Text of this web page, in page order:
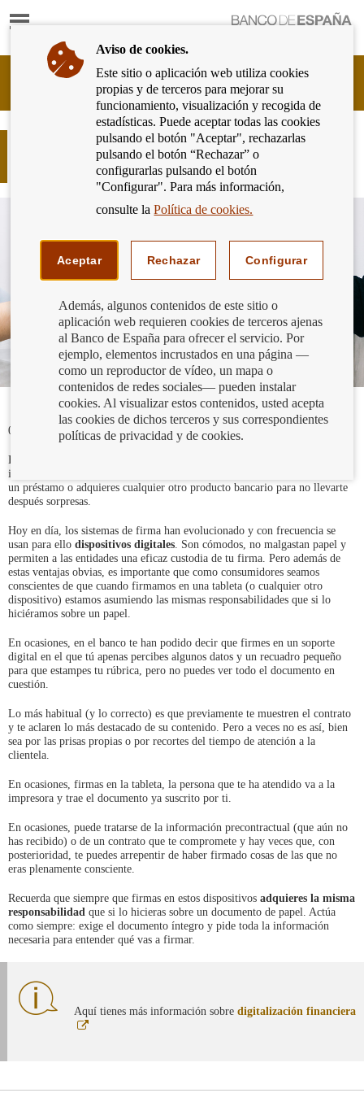
Mostrar
Ir
página
de
inicio
del
Banco
de
España
Cliente
Bancario
Banco
España
Eurosistema,
Recuerda: firmar en una tableta
también es firmar.
01/06/2021
En el Portal del Cliente Bancario hemos advertido muchas veces sobre la
importancia de
un préstamo o adquieres cualquier otro producto bancario para no llevarte
después sorpresas.
Hoy en día, los sistemas de firma han evolucionado y con frecuencia se
usan para ello dispositivos digitales. Son cómodos, no malgastan papel y
permiten a las entidades una eficaz custodia de tu firma. Pero además de
estas ventajas obvias, es importante que como consumidores seamos
conscientes de que cuando firmamos en una tableta (o cualquier otro
dispositivo) estamos asumiendo las mismas responsabilidades que si lo
hiciéramos sobre un papel.
En ocasiones, en el banco te han podido decir que firmes en un soporte
digital en el que tú apenas percibes algunos datos y un recuadro pequeño
para que estampes tu rúbrica, pero no puedes ver todo el documento en
cuestión.
Lo más habitual (y lo correcto) es que previamente te muestren el contrato
y te aclaren lo más destacado de su contenido. Pero a veces no es así, bien
sea por las prisas propias o por recortes del tiempo de atención a la
clientela.
En ocasiones, firmas en la tableta, la persona que te ha atendido va a la
impresora y trae el documento ya suscrito por ti.
En ocasiones, puede tratarse de la información precontractual (que aún no
has recibido) o de un contrato que te compromete y hay veces que, con
posterioridad, te puedes arrepentir de haber firmado cosas de las que no
eras plenamente consciente.
Recuerda que siempre que firmas en estos dispositivos adquieres la misma
responsabilidad que si lo hicieras sobre un documento de papel. Actúa
como siempre: exige el documento íntegro y pide toda la información
necesaria para entender qué vas a firmar.
Aquí tienes más información sobre digitalización financiera
Abre
Aviso de cookies.
Este sitio o aplicación web utiliza cookies
propias y de terceros para mejorar su
funcionamiento, visualización y recogida de
estadísticas. Puede aceptar todas las cookies
pulsando el botón "Aceptar", rechazarlas
pulsando el botón “Rechazar” o
configurarlas pulsando el botón
"Configurar". Para más información,
consulte laPolítica de cookies.
Aceptar Rechazar Configurar
Además, algunos contenidos de este sitio o
aplicación web requieren cookies de terceros ajenas
al Banco de España para ofrecer el servicio. Por
ejemplo, elementos incrustados en una página —
como un reproductor de vídeo, un mapa o
contenidos de redes sociales— pueden instalar
cookies. Al visualizar estos contenidos, usted acepta
las cookies de dichos terceros y sus correspondientes
políticas de privacidad y de cookies.